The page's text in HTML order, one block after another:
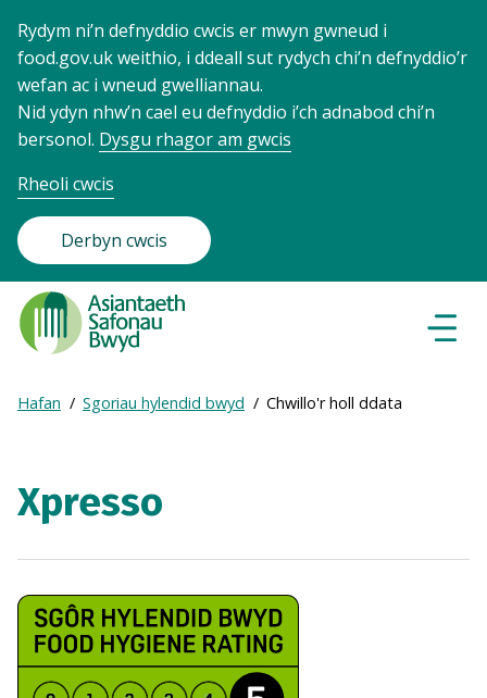
Rydym ni’n defnyddio cwcis er mwyn gwneud i
food.gov.uk weithio, i ddeall sut rydych chi’n defnyddio’r
wefan ac i wneud gwelliannau.
Nid ydyn nhw’n cael eu defnyddio i’ch adnabod chi’n
bersonol. Dysgu rhagor am gwcis
Rheoli cwcis
Derbyn cwcis
Food
Standards
Agency
Frontpage
Breadcrumb
Expand
breadcrumb
Hafan Sgoriau hylendid bwyd Chwillo'r holl ddata
Xpresso